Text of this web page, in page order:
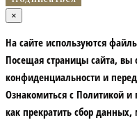
×
На сайте используются
Посещая страницы сайта, вы
конфиденциальности и
Ознакомиться с Политикой
как прекратить сбор